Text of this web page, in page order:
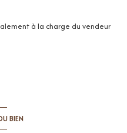
à la charge du vendeur
BIEN